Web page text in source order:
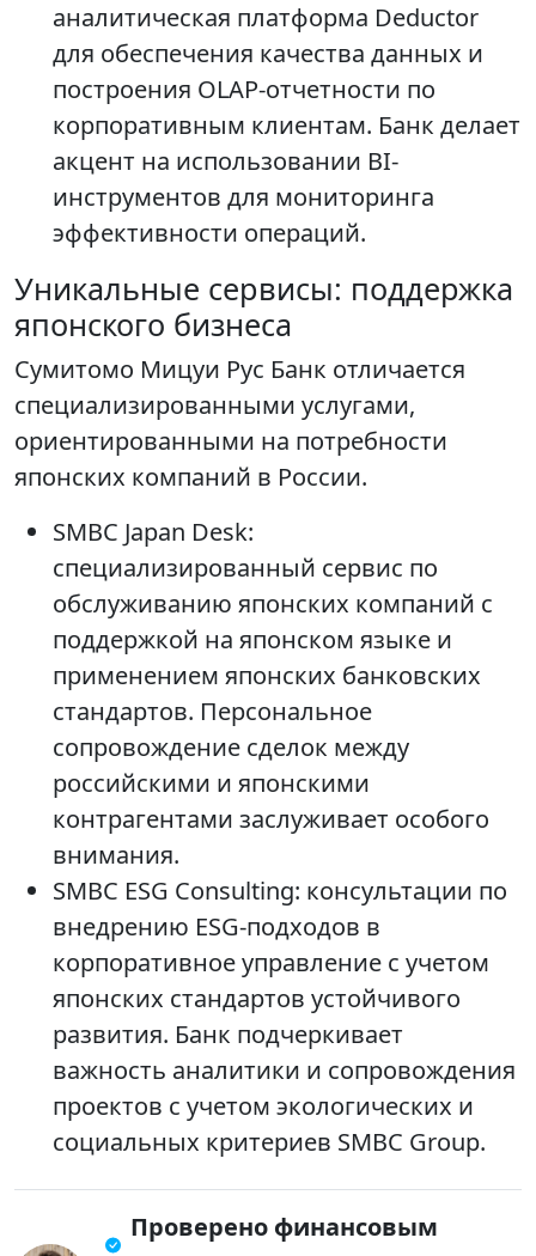
аналитическая платформа Deductor
для обеспечения качества данных и
построения OLAP-отчетности по
корпоративным клиентам. Банк делает
акцент на использовании BI-
инструментов для мониторинга
эффективности операций.
Уникальные сервисы: поддержка
японского бизнеса
Сумитомо Мицуи Рус Банк отличается
специализированными услугами,
ориентированными на потребности
японских компаний в России.
SMBC Japan Desk:
специализированный сервис по
обслуживанию японских компаний с
поддержкой на японском языке и
применением японских банковских
стандартов. Персональное
сопровождение сделок между
российскими и японскими
контрагентами заслуживает особого
внимания.
SMBC ESG Consulting: консультации по
внедрению ESG-подходов в
корпоративное управление с учетом
японских стандартов устойчивого
развития. Банк подчеркивает
важность аналитики и сопровождения
проектов с учетом экологических и
социальных критериев SMBC Group.
Проверено финансовым